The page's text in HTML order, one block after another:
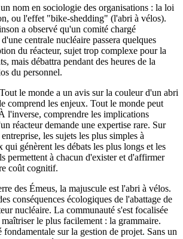
nom en sociologie des organisations : la loi
ou l'effet "bike-shedding" (l'abri à vélos).
a observé qu'un comité chargé
centrale nucléaire passera quelques
du réacteur, sujet trop complexe pour la
mais débattra pendant des heures de la
du personnel.
le monde a un avis sur la couleur d'un abri
comprend les enjeux. Tout le monde peut
l'inverse, comprendre les implications
réacteur demande une expertise rare. Sur
les sujets les plus simples à
qui génèrent les débats les plus longs et les
permettent à chacun d'exister et d'affirmer
coût cognitif.
des Émeus, la majuscule est l'abri à vélos.
conséquences écologiques de l'abattage de
nucléaire. La communauté s'est focalisée
le plus facilement : la grammaire.
sur la gestion de projet. Sans un